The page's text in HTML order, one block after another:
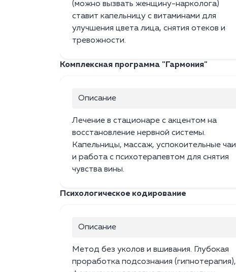
(можно вызвать женщину-нарколога)
ставит капельницу с витаминами для
улучшения цвета лица, снятия отеков и
тревожности.
Комплексная программа "Гармония"
Описание
Лечение в стационаре с акцентом на
восстановление нервной системы.
Капельницы, массаж, успокоительные чаи
и работа с психотерапевтом для снятия
чувства вины.
Психологическое кодирование
Описание
Метод без уколов и вшивания. Глубокая
проработка подсознания (гипнотерапия),